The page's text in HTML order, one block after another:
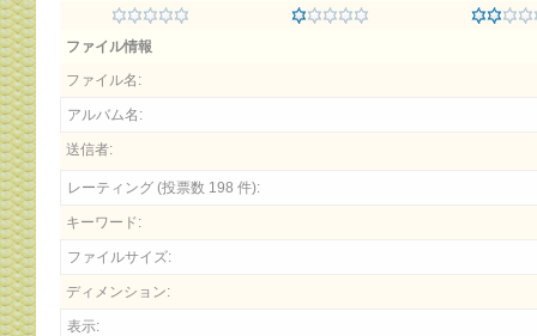
ファイル情報
ファイル名:
アルバム名:
送信者:
レーティング (投票数 198 件):
キーワード:
ファイルサイズ:
ディメンション:
表示: